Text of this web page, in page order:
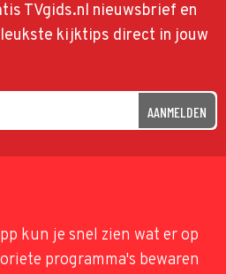
TVgids.nl nieuwsbrief en
kijktips direct in jouw
AANMELDEN
kun je snel zien wat er op
programma's bewaren